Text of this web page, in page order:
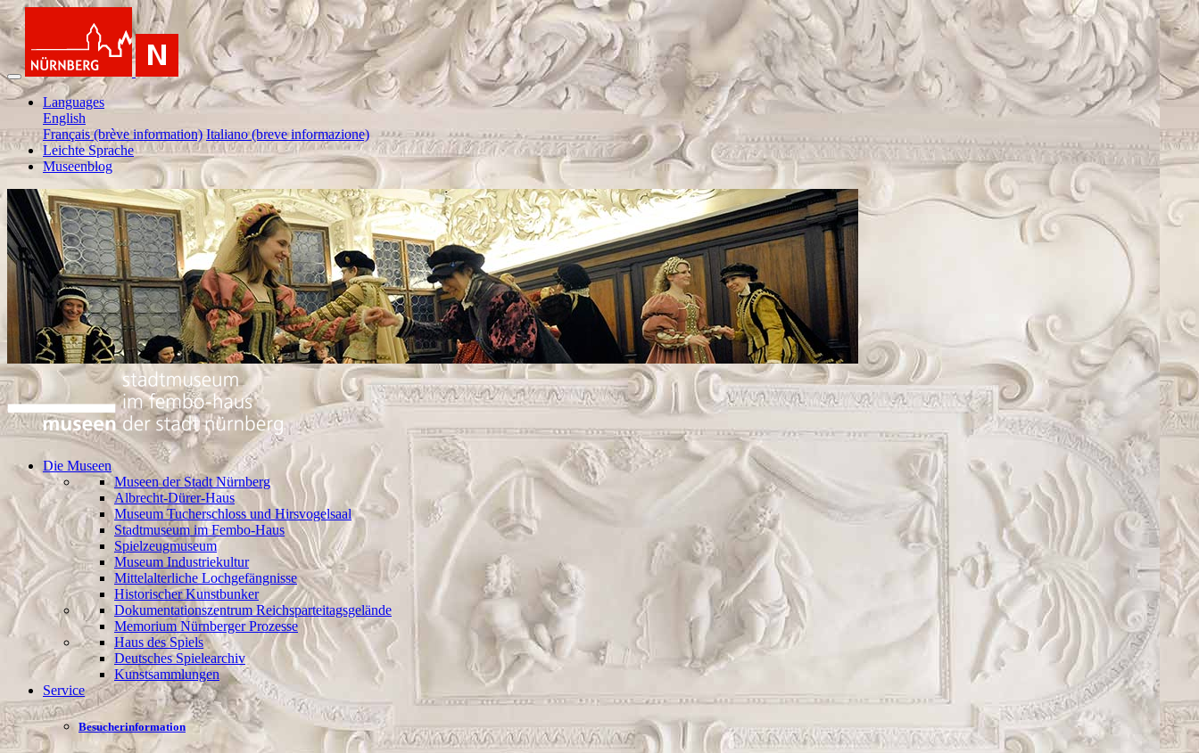
Languages
English
Français (brève information) Italiano (breve informazione)
Leichte Sprache
Museenblog
Die Museen
Museen der Stadt Nürnberg
Albrecht-Dürer-Haus
Museum Tucherschloss und Hirsvogelsaal
Stadtmuseum im Fembo-Haus
Spielzeugmuseum
Museum Industriekultur
Mittelalterliche Lochgefängnisse
Historischer Kunstbunker
Dokumentationszentrum Reichsparteitagsgelände
Memorium Nürnberger Prozesse
Haus des Spiels
Deutsches Spielearchiv
Kunstsammlungen
Service
Besucherinformation